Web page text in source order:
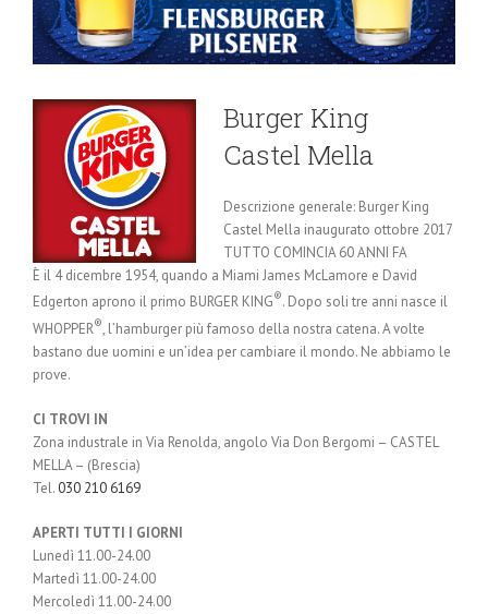
Burger King
Castel Mella
Descrizione generale: Burger King
Castel Mella inaugurato ottobre 2017
TUTTO COMINCIA 60 ANNI FA
È il 4 dicembre 1954, quando a Miami James McLamore e David
Edgerton aprono il primo BURGER KING®. Dopo soli tre anni nasce il
WHOPPER®, l’hamburger più famoso della nostra catena. A volte
bastano due uomini e un’idea per cambiare il mondo. Ne abbiamo le
prove.
CI TROVI IN
Zona industrale in Via Renolda, angolo Via Don Bergomi – CASTEL
MELLA – (Brescia)
Tel. 030 210 6169
APERTI TUTTI I GIORNI
Lunedì 11.00-24.00
Martedì 11.00-24.00
Mercoledì 11.00-24.00